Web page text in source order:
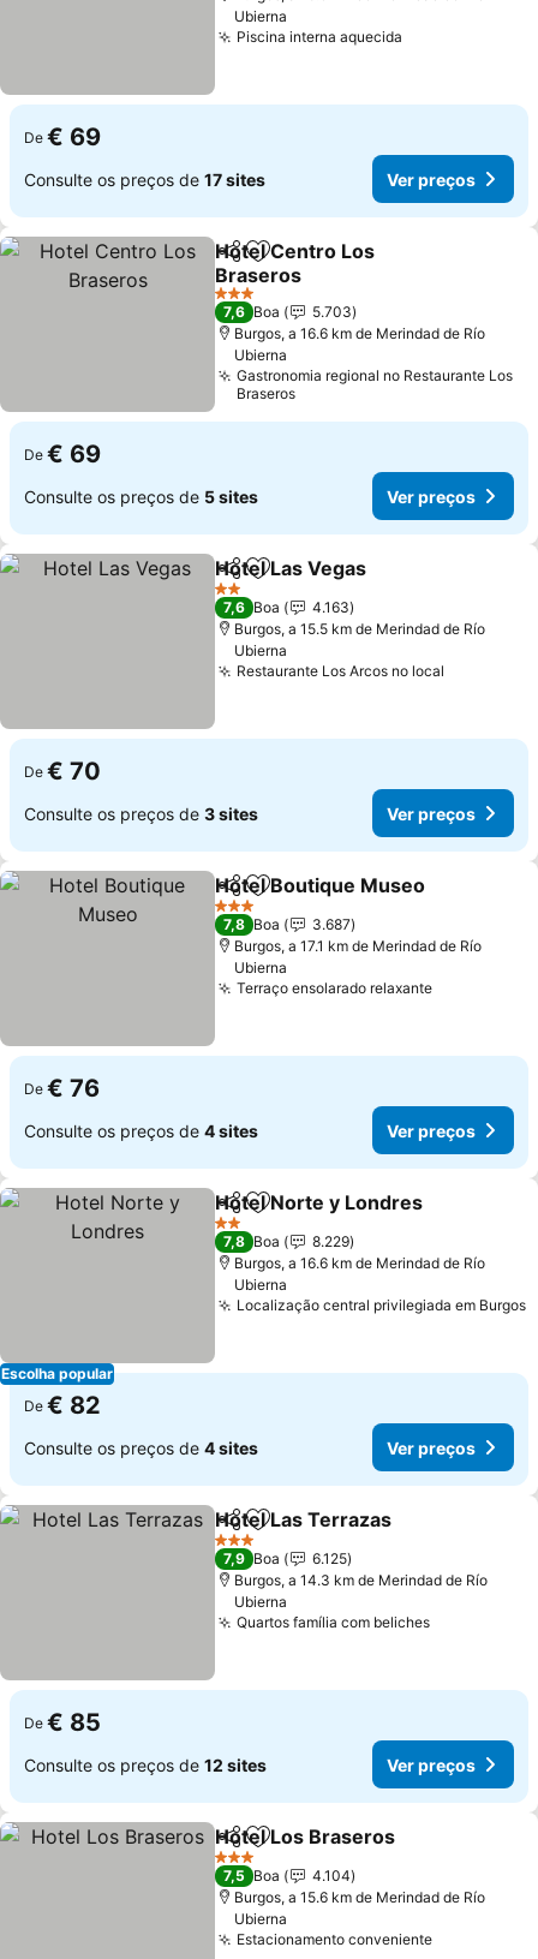
Ubierna
Piscina interna aquecida
De € 69
Consulte os preços de 17 sites Ver preços
PartilharAdicionar aos favoritos
Hotel Centro Los
Braseros
Ver preços
3 Estrelas
7,6 Boa
5.703
Burgos, a 16.6 km de Merindad de Río
Ubierna
Gastronomia regional no Restaurante Los
Braseros
De € 69
Consulte os preços de 5 sites Ver preços
PartilharAdicionar aos favoritos
Hotel Las Vegas
2 Estrelas
7,6 Boa
4.163
Burgos, a 15.5 km de Merindad de Río
Ubierna
Restaurante Los Arcos no local
De € 70
Consulte os preços de 3 sites Ver preços
PartilharAdicionar aos favoritos
Hotel Boutique Museo
3 Estrelas
7,8 Boa
3.687
Burgos, a 17.1 km de Merindad de Río
Ubierna
Terraço ensolarado relaxanteVer preços
De € 76
Consulte os preços de 4 sites Ver preços
Escolha popular
PartilharAdicionar aos favoritos
Hotel Norte y Londres
2 Estrelas
7,8 Boa
8.229
Burgos, a 16.6 km de Merindad de Río
Ubierna
Localização central privilegiada em Burgos
De € 82
Consulte os preços de 4 sites Ver preços
PartilharAdicionar aos favoritos
Hotel Las Terrazas
3 Estrelas
7,9 Boa
6.125
Burgos, a 14.3 km de Merindad de Río
Ubierna
Quartos família com belichesVer preços
De € 85
Consulte os preços de 12 sites Ver preços
PartilharAdicionar aos favoritos
Hotel Los Braseros
3 Estrelas
7,5 Boa
4.104
Burgos, a 15.6 km de Merindad de Río
Ubierna
Estacionamento convenienteVer preços